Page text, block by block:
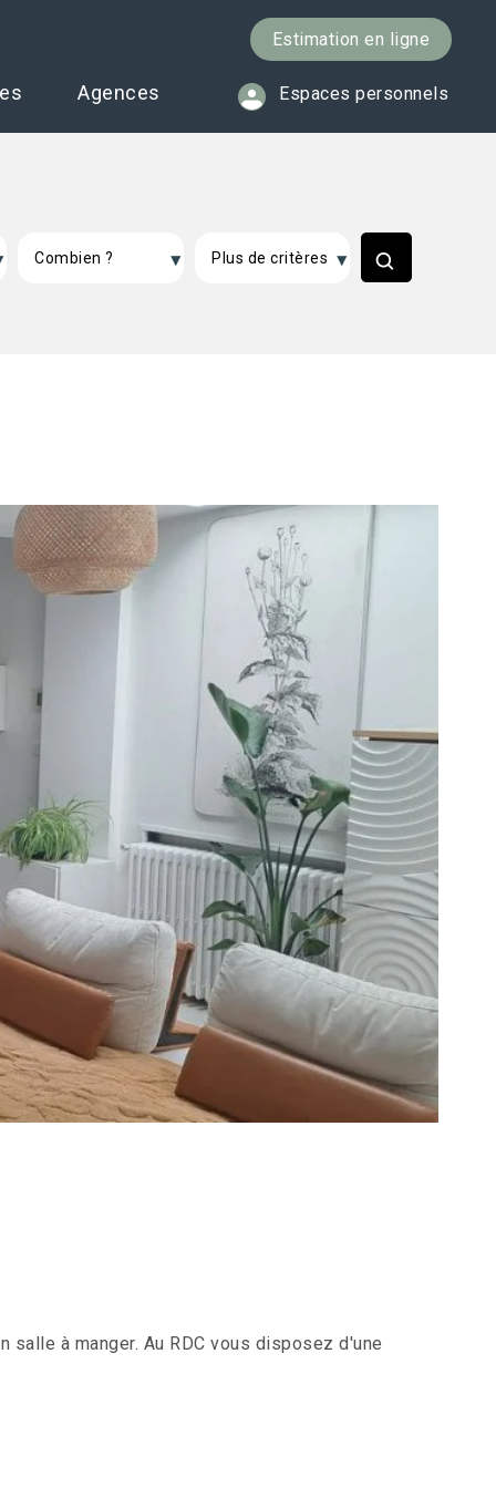
Estimation en ligne
Espaces personnels
Agences
à manger. Au RDC vous disposez d'une